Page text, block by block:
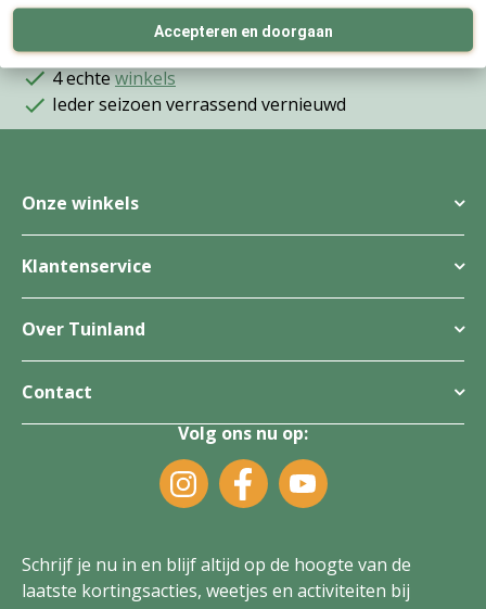
Accepteren en doorgaan
Wij bestaan almeer dan 100 jaar
4 echtewinkels
Ieder seizoen verrassend vernieuwd
Onze winkels
Klantenservice
Over Tuinland
Contact
Volg ons nu op:
Schrijf je nu in en blijf altijd op de hoogte van de
laatste kortingsacties, weetjes en activiteiten bij